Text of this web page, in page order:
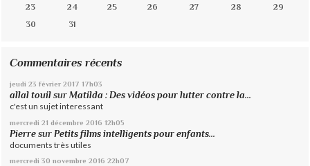
23
24 25 26 27 28
29
30
31
Commentaires récents
jeudi 23 février 2017 17h03
allal touil surMatilda : Des vidéos pour lutter contre la...
c'est un sujet interessant
mercredi 21 décembre 2016 12h05
Pierre surPetits films intelligents pour enfants...
documents très utiles
mercredi 30 novembre 2016 22h07